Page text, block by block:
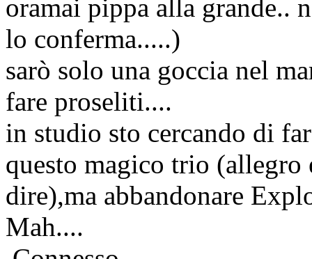
oramai pippa alla grande..
lo conferma.....)
sarò solo una goccia nel
fare proseliti....
in studio sto cercando di
questo magico trio
dire),ma abbandonare
Mah....